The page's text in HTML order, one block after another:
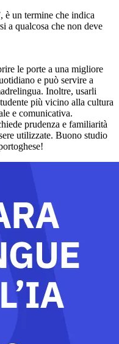
è un termine che indica
a qualcosa che non deve
le porte a una migliore
e può servire a
Inoltre, usarli
più vicino alla cultura
e comunicativa.
prudenza e familiarità
utilizzate. Buono studio